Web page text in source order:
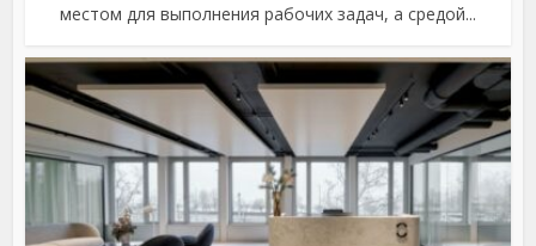
местом для выполнения рабочих задач, а средой...